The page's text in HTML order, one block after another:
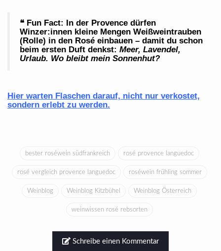
❝ Fun Fact: In der Provence dürfen
Winzer:innen kleine Mengen Weißweintrauben
(Rolle) in den Rosé einbauen – damit du schon
beim ersten Duft denkst: Meer, Lavendel,
Urlaub. Wo bleibt mein Sonnenhut?
Hier warten Flaschen darauf, nicht nur verkostet,
sondern erlebt zu werden.
bester roséwein südfrankreich rosé provence languedoc
rosé vergleich provence languedoc roséwein frühling sommer
Weinblog Weinblog Kitzbühel Weinblog Österreich
weinwissen rosé rebsorten
Schreibe einen Kommentar